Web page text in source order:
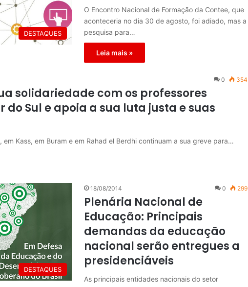
DESTAQUES
O Encontro Nacional de Formação da Contee, que
aconteceria no dia 30 de agosto, foi adiado, mas a
pesquisa para…
Leia mais »
0 354
solidariedade com os professores
do Sul e apoia a sua luta justa e suas
em Kass, em Buram e em Rahad el Berdhi continuam a sua greve para…
DESTAQUES
18/08/2014 0 299
Plenária Nacional de
Educação: Principais
demandas da educação
nacional serão entregues a
presidenciáveis
As principais entidades nacionais do setor